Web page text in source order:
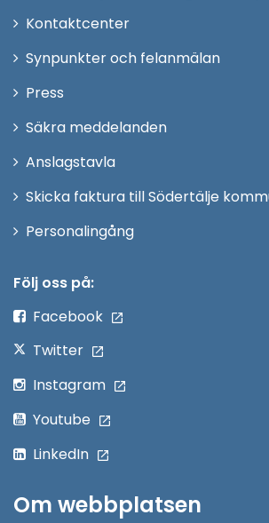
KontaktcenterÖppna
Synpunkter och felanmälan
Press
fönster
Säkra meddelanden
Anslagstavla
Skicka faktura till Södertälje
PersonalingångÖppna
Följ oss på:
Facebook
Twitter
Instagram
Youtube
LinkedIn
Om webbplatsen